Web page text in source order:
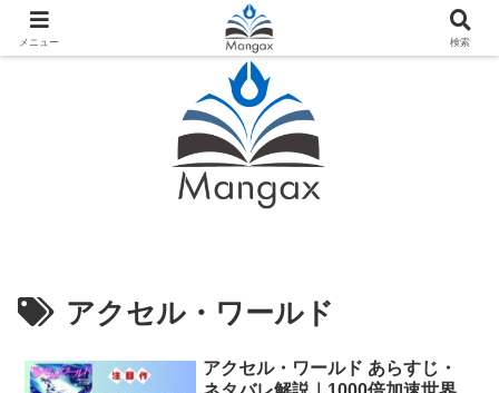
人気おすすめ漫画紹介ならMangax（マンガックス）
アクセル・ワールド
アクセル・ワールド あらすじ・
メニュー 検索